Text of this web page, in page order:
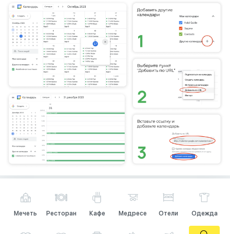
Мечеть Ресторан Кафе Медресе Отели Одежда